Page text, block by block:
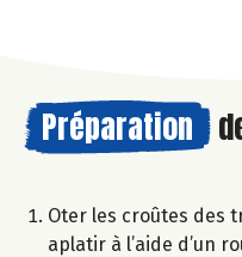
Préparation
Oter les croûtes des
aplatir à l’aide d’un